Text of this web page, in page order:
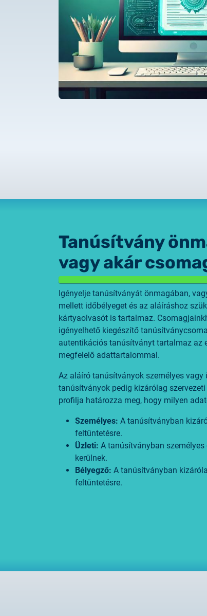
Tanúsítvány
vagy akár
Igényelje tanúsítványát önmagában,
mellett időbélyeget és az aláíráshoz
kártyaolvasót is tartalmaz.
igényelhető kiegészítő
autentikációs tanúsítványt tartalmaz az
megfelelő adattartalommal.
Az aláíró tanúsítványok személyes vagy
tanúsítványok pedig kizárólag
profilja határozza meg, hogy milyen
Személyes: A tanúsítványban
feltüntetésre.
Üzleti: A tanúsítványban
kerülnek.
Bélyegző: A tanúsítványban
feltüntetésre.